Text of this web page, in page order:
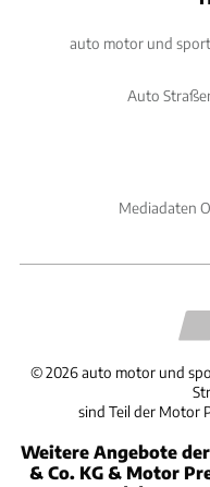
auto motor und sport
Auto
Mediadaten
©2026 auto motor und
sind Teil der Motor
Weitere Angebote
& Co. KG & Motor